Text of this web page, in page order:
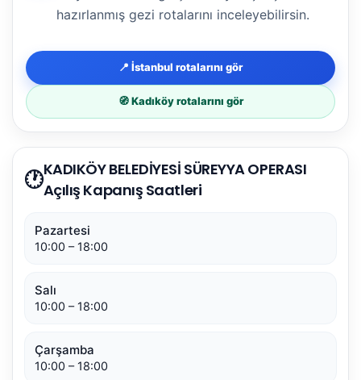
hazırlanmış gezi rotalarını inceleyebilirsin.
📍 İstanbul rotalarını gör
🧭 Kadıköy rotalarını gör
🕐KADIKÖY BELEDİYESİ SÜREYYA OPERASI
Açılış Kapanış Saatleri
Pazartesi
10:00 – 18:00
Salı
10:00 – 18:00
Çarşamba
10:00 – 18:00